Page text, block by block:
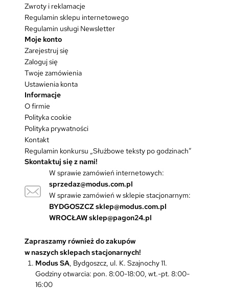
Zwroty i reklamacje
Regulamin sklepu internetowego
Regulamin usługi Newsletter
Moje konto
Zarejestruj się
Zaloguj się
Twoje zamówienia
Ustawienia konta
Informacje
O firmie
Polityka cookie
Polityka prywatności
Kontakt
Regulamin konkursu „Służbowe teksty po godzinach”
Skontaktuj się z nami!
W sprawie zamówień internetowych:
sprzedaz@modus.com.pl
W sprawie zamówień w sklepie stacjonarnym:
BYDGOSZCZsklep@modus.com.pl
WROCŁAWsklep@pagon24.pl
Zapraszamy również do zakupów
w naszych sklepach stacjonarnych!
Modus SA , Bydgoszcz, ul. K. Szajnochy 11.
Godziny otwarcia: pon. 8:00-18:00, wt.-pt. 8:00-
16:00